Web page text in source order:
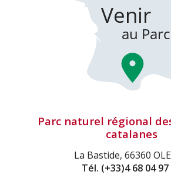
Parc naturel régional
catalanes
La Bastide, 66360
Tél. (+33)4 68 04 97